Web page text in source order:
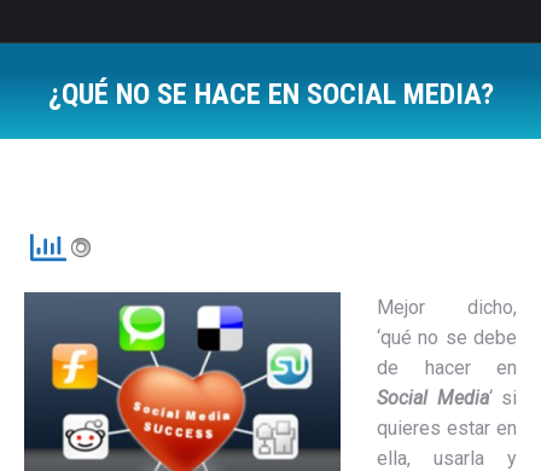
¿QUÉ NO SE HACE EN SOCIAL MEDIA?
Mejor dicho,
‘qué no se debe
de hacer en
Social Media‘ si
quieres estar en
ella, usarla y